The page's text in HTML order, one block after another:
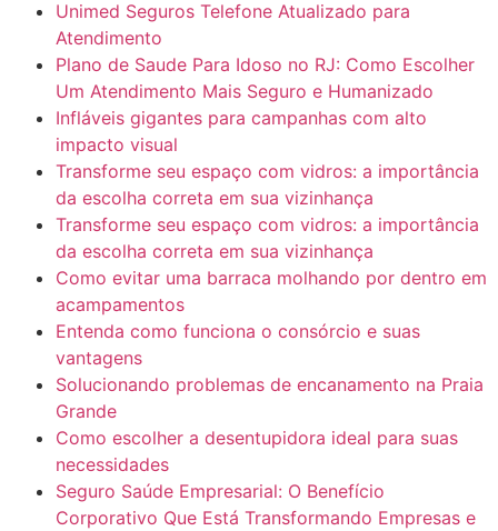
Unimed Seguros Telefone Atualizado para
Atendimento
Plano de Saude Para Idoso no RJ: Como Escolher
Um Atendimento Mais Seguro e Humanizado
Infláveis gigantes para campanhas com alto
impacto visual
Transforme seu espaço com vidros: a importância
da escolha correta em sua vizinhança
Transforme seu espaço com vidros: a importância
da escolha correta em sua vizinhança
Como evitar uma barraca molhando por dentro em
acampamentos
Entenda como funciona o consórcio e suas
vantagens
Solucionando problemas de encanamento na Praia
Grande
Como escolher a desentupidora ideal para suas
necessidades
Seguro Saúde Empresarial: O Benefício
Corporativo Que Está Transformando Empresas e